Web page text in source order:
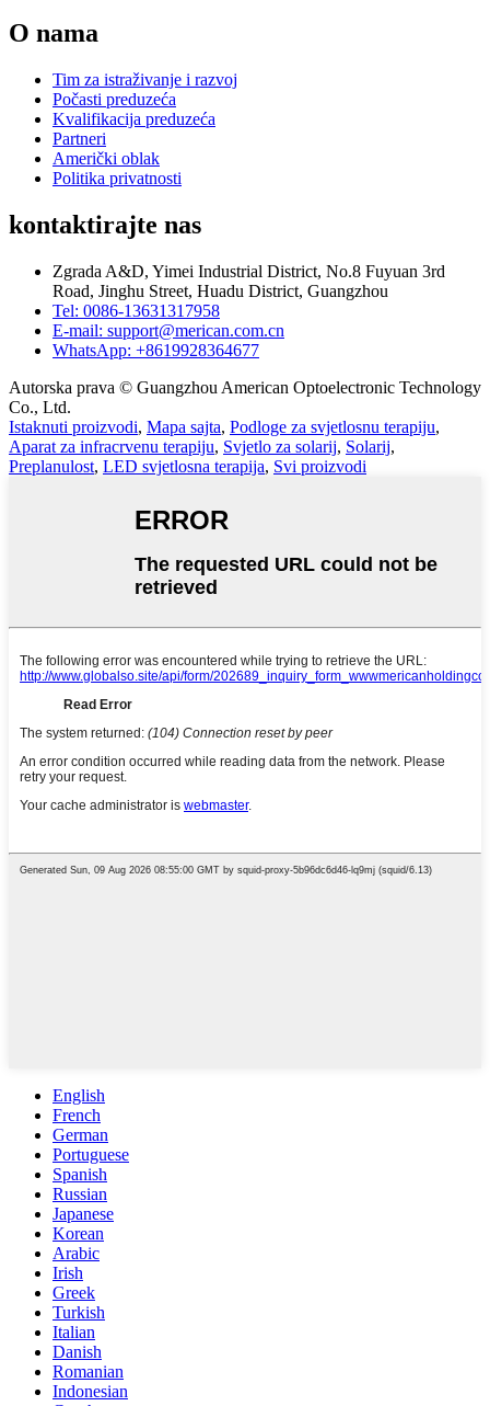
O nama
Tim za istraživanje i razvoj
Počasti preduzeća
Kvalifikacija preduzeća
Partneri
Američki oblak
Politika privatnosti
kontaktirajte nas
Zgrada A&D, Yimei Industrial District, No.8 Fuyuan 3rd
Road, Jinghu Street, Huadu District, Guangzhou
Tel: 0086-13631317958
E-mail: support@merican.com.cn
WhatsApp: +8619928364677
Autorska prava © Guangzhou American Optoelectronic Technology
Co., Ltd.
Istaknuti proizvodi, Mapa sajta, Podloge za svjetlosnu terapiju,
Aparat za infracrvenu terapiju, Svjetlo za solarij, Solarij,
Preplanulost, LED svjetlosna terapija, Svi proizvodi
English
French
German
Portuguese
Spanish
Russian
Japanese
Korean
Arabic
Irish
Greek
Turkish
Italian
Danish
Romanian
Indonesian